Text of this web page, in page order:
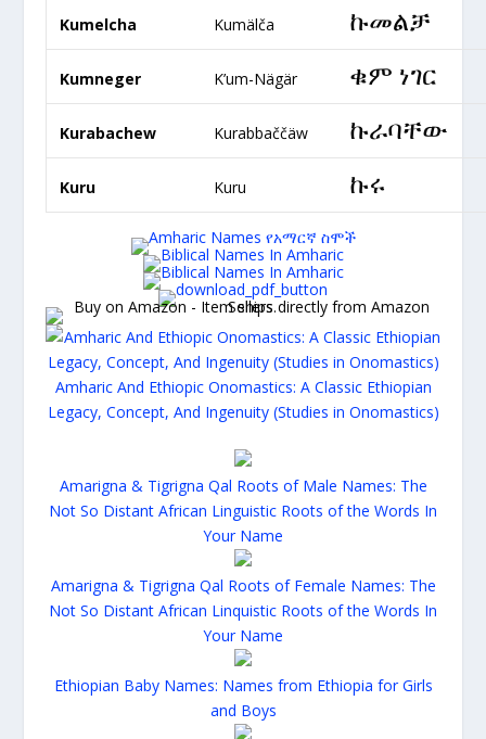
Kumelcha Kumälča ኩመልቻ
Kumneger K’um-Nägär ቁም ነገር
Kurabachew Kurabbaččäw ኩራባቸው
Kuru Kuru ኩሩ
Amharic And Ethiopic Onomastics: A Classic Ethiopian
Legacy, Concept, And Ingenuity (Studies in Onomastics)
Amarigna & Tigrigna Qal Roots of Male Names: The
Not So Distant African Linguistic Roots of the Words In
Your Name
Amarigna & Tigrigna Qal Roots of Female Names: The
Not So Distant African Linquistic Roots of the Words In
Your Name
Ethiopian Baby Names: Names from Ethiopia for Girls
and Boys